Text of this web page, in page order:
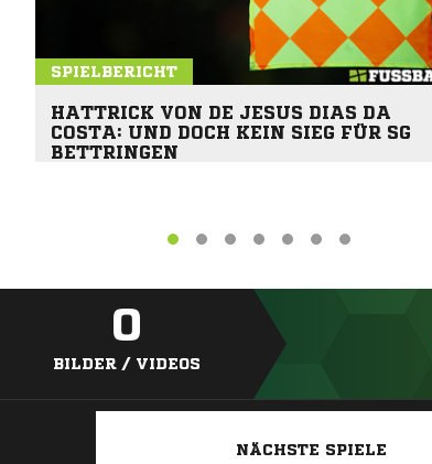
SPIELBERICHT
HATTRICK VON DE JESUS DIAS DA
COSTA: UND DOCH KEIN SIEG FÜR SG
BETTRINGEN
0
BILDER / VIDEOS
NÄCHSTE SPIELE